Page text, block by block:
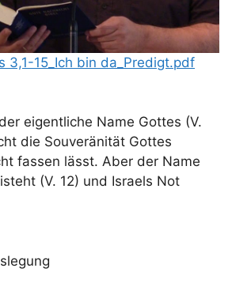
3,1-15_Ich bin da_Predigt.pdf
eigentliche Name Gottes (V.
die Souveränität Gottes
fassen lässt. Aber der Name
(V. 12) und Israels Not